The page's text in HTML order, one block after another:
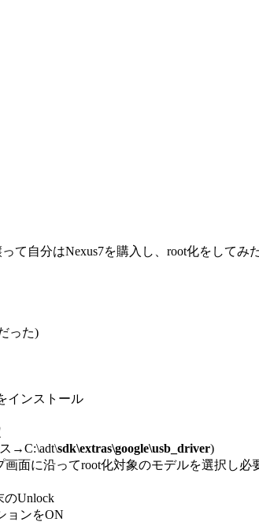
って自分はNexus7を購入し、root化をして
った)
インストール
→C:\adt\sdk\extras\google\usb_driver)
面に沿ってroot化対象のモデルを選択し
のUnlock
ョンをON